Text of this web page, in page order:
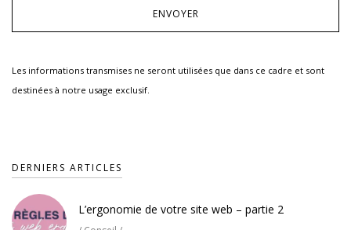
Les informations transmises ne seront utilisées que dans ce cadre et sont
destinées à notre usage exclusif.
DERNIERS ARTICLES
L’ergonomie de votre site web – partie 2